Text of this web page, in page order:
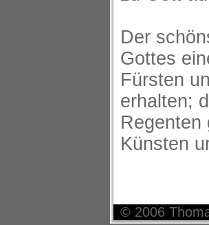
Der
Gottes
Fürsten
erhalten;
Regenten
Künsten
© 2006